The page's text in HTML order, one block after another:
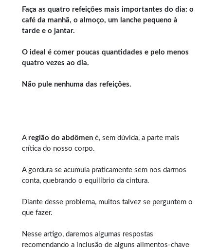
Faça as quatro refeições mais importantes do dia: o
café da manhã, o almoço, um lanche pequeno à
tarde e o jantar.
O ideal é comer poucas quantidades e pelo menos
quatro vezes ao dia.
Não pule nenhuma das refeições.
A região do abdômen é, sem dúvida, a parte mais
crítica do nosso corpo.
A gordura se acumula praticamente sem nos darmos
conta, quebrando o equilíbrio da cintura.
Diante desse problema, muitos talvez se perguntem o
que fazer.
Nesse artigo, daremos algumas respostas
recomendando a inclusão de alguns alimentos-chave